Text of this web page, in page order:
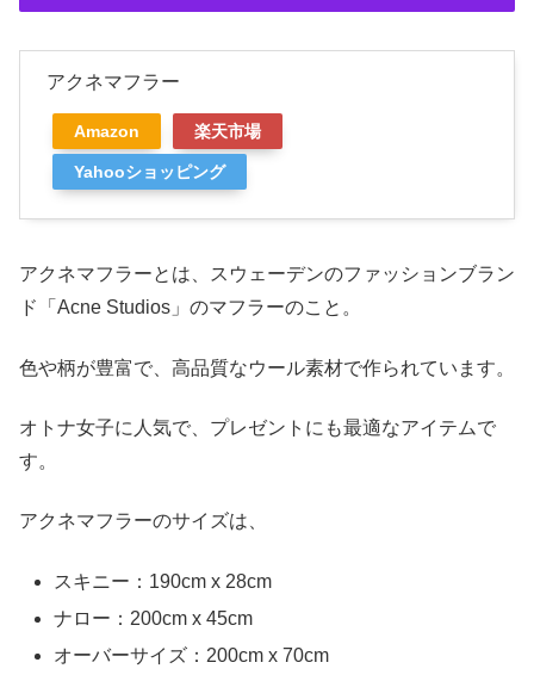
アクネマフラー
Amazon 楽天市場
Yahooショッピング
アクネマフラーとは、スウェーデンのファッションブラン
ド「Acne Studios」のマフラーのこと。
色や柄が豊富で、高品質なウール素材で作られています。
オトナ女子に人気で、プレゼントにも最適なアイテムで
す。
アクネマフラーのサイズは、
スキニー：190cm x 28cm
ナロー：200cm x 45cm
オーバーサイズ：200cm x 70cm